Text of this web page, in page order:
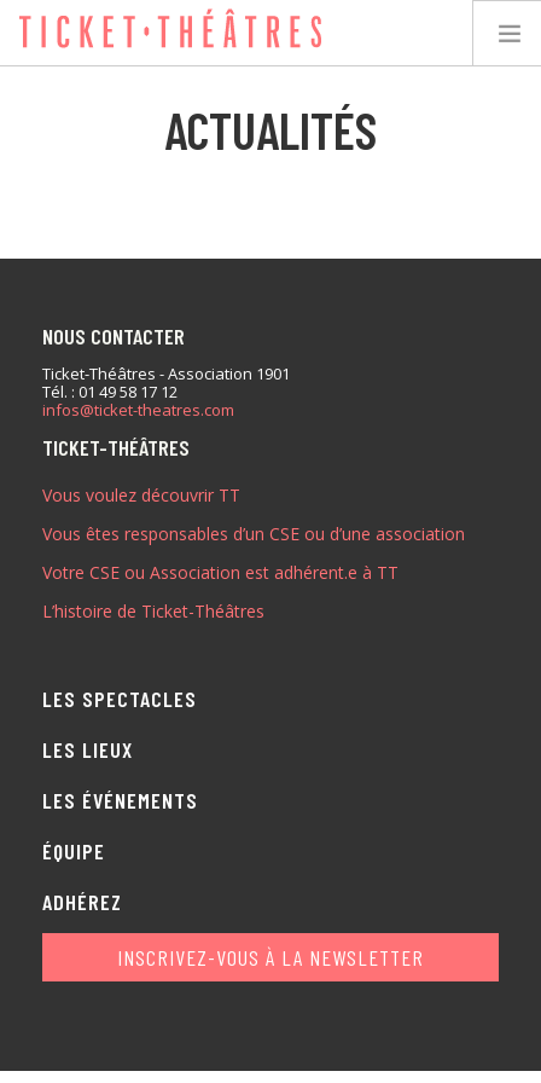
ACCESSIBILITÉ
ÉQUIPE
ADHÉREZ
ACTUALITÉS
NOUS CONTACTER
Ticket-Théâtres - Association 1901
Tél. : 01 49 58 17 12
infos@ticket-theatres.com
TICKET-THÉÂTRES
Vous voulez découvrir TT
Vous êtes responsables d’un CSE ou d’une association
Votre CSE ou Association est adhérent.e à TT
L’histoire de Ticket-Théâtres
LES SPECTACLES
LES LIEUX
LES ÉVÉNEMENTS
ÉQUIPE
ADHÉREZ
INSCRIVEZ-VOUS À LA NEWSLETTER